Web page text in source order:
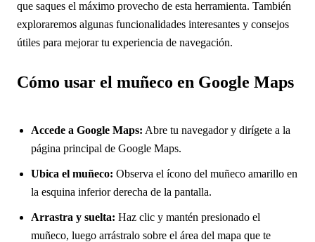
que saques el máximo provecho de esta herramienta. También
exploraremos algunas funcionalidades interesantes y consejos
útiles para mejorar tu experiencia de navegación.
Cómo usar el muñeco en Google Maps
Accede a Google Maps: Abre tu navegador y dirígete a la
página principal de Google Maps.
Ubica el muñeco: Observa el ícono del muñeco amarillo en
la esquina inferior derecha de la pantalla.
Arrastra y suelta: Haz clic y mantén presionado el
muñeco, luego arrástralo sobre el área del mapa que te